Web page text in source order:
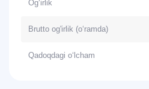
Og‘irlik
Brutto og'irlik (o‘ramda)
Qadoqdagi o‘lcham